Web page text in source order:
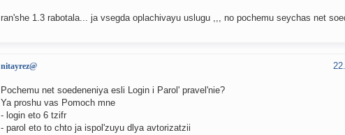
ran'she 1.3 rabotala... ja vsegda oplachivayu uslugu ,,, no pochemu seychas net
nitayrez@
Pochemu net soedeneniya esli Login i Parol' pravel'nie?
Ya proshu vas Pomoch mne
- login eto 6 tzifr
- parol eto to chto ja ispol'zuyu dlya avtorizatzii